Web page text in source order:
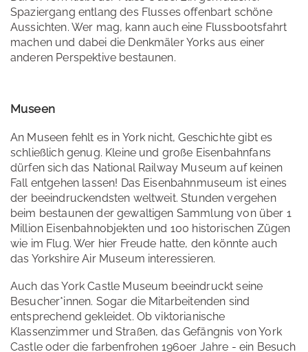
Spaziergang entlang des Flusses offenbart schöne
Aussichten. Wer mag, kann auch eine Flussbootsfahrt
machen und dabei die Denkmäler Yorks aus einer
anderen Perspektive bestaunen.
Museen
An Museen fehlt es in York nicht, Geschichte gibt es
schließlich genug. Kleine und große Eisenbahnfans
dürfen sich das National Railway Museum auf keinen
Fall entgehen lassen! Das Eisenbahnmuseum ist eines
der beeindruckendsten weltweit. Stunden vergehen
beim bestaunen der gewaltigen Sammlung von über 1
Million Eisenbahnobjekten und 100 historischen Zügen
wie im Flug. Wer hier Freude hatte, den könnte auch
das Yorkshire Air Museum interessieren.
Auch das York Castle Museum beeindruckt seine
Besucher*innen. Sogar die Mitarbeitenden sind
entsprechend gekleidet. Ob viktorianische
Klassenzimmer und Straßen, das Gefängnis von York
Castle oder die farbenfrohen 1960er Jahre - ein Besuch